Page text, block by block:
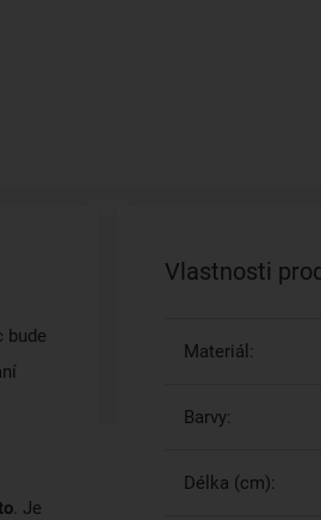
bude
. Je
Vlastnosti
Materiál:
Barvy:
Délka (cm):